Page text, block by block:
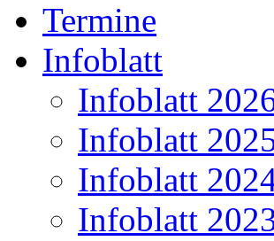
Termine
Infoblatt
Infoblatt
Infoblatt
Infoblatt
Infoblatt